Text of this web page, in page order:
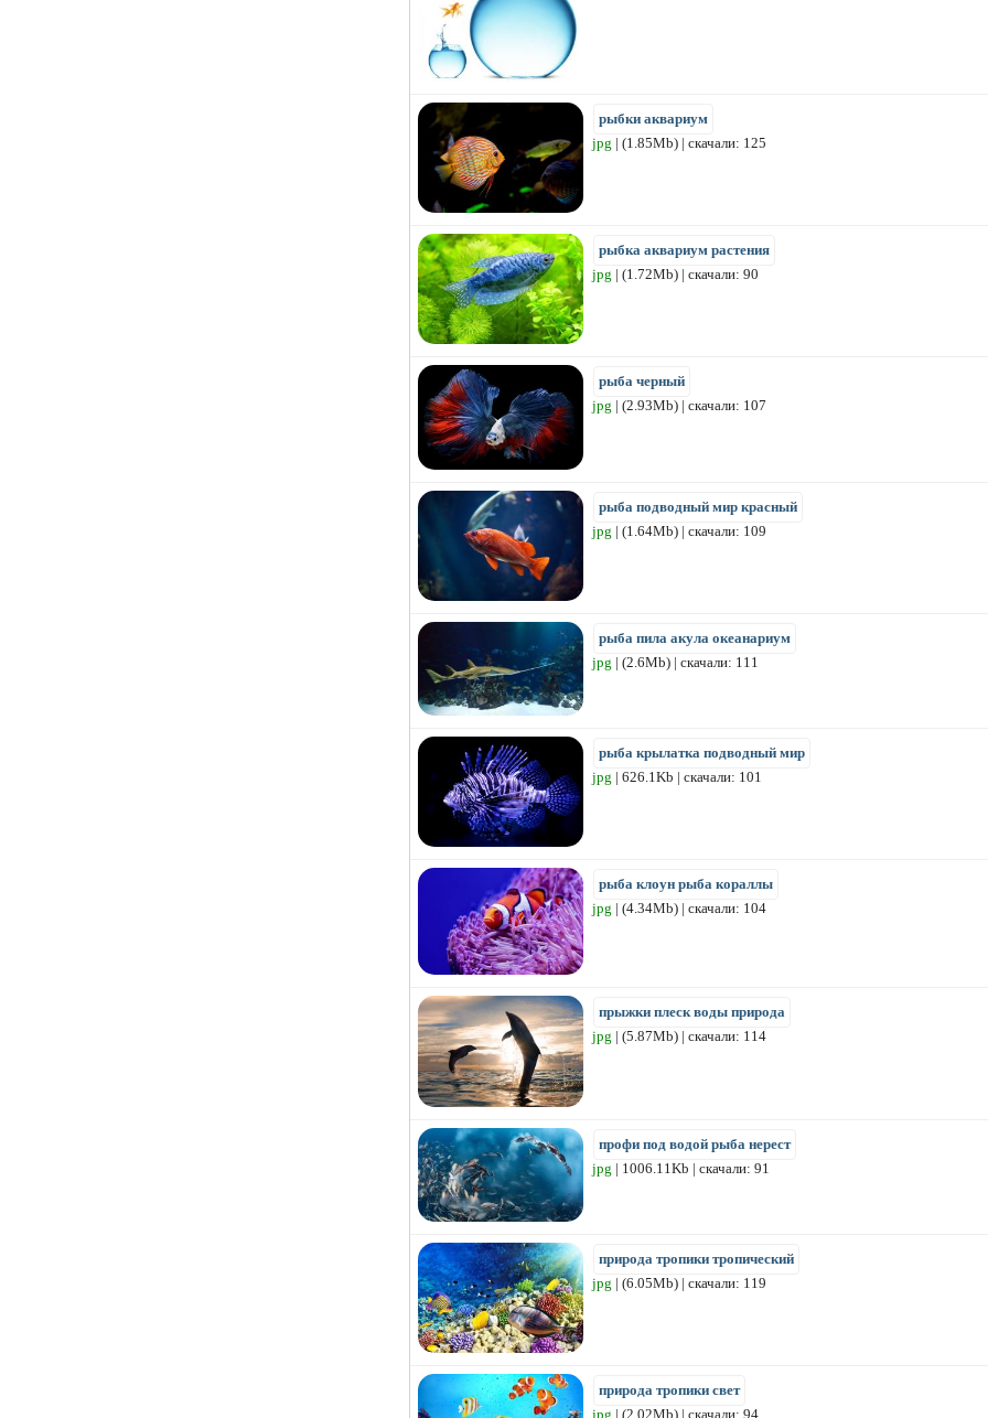
рыбки аквариум
jpg | (1.85Mb) | скачали: 125
рыбка аквариум растения
jpg | (1.72Mb) | скачали: 90
рыба черный
jpg | (2.93Mb) | скачали: 107
рыба подводный мир красный
jpg | (1.64Mb) | скачали: 109
рыба пила акула океанариум
jpg | (2.6Mb) | скачали: 111
рыба крылатка подводный мир
jpg | 626.1Kb | скачали: 101
рыба клоун рыба кораллы
jpg | (4.34Mb) | скачали: 104
прыжки плеск воды природа
jpg | (5.87Mb) | скачали: 114
профи под водой рыба нерест
jpg | 1006.11Kb | скачали: 91
природа тропики тропический
jpg | (6.05Mb) | скачали: 119
природа тропики свет
jpg | (2.02Mb) | скачали: 94